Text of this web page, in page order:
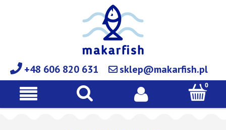
+48 606 820 631 sklep@makarfish.pl